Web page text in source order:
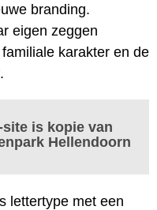
branding.
eigen zeggen
karakter en de
is kopie van
Hellendoorn
lettertype met een